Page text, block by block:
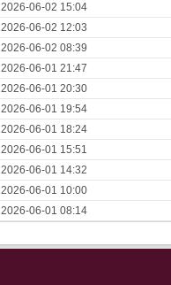
2026-06-02 15:04
2026-06-02 12:03
2026-06-02 08:39
2026-06-01 21:47
2026-06-01 20:30
2026-06-01 19:54
2026-06-01 18:24
2026-06-01 15:51
2026-06-01 14:32
2026-06-01 10:00
2026-06-01 08:14